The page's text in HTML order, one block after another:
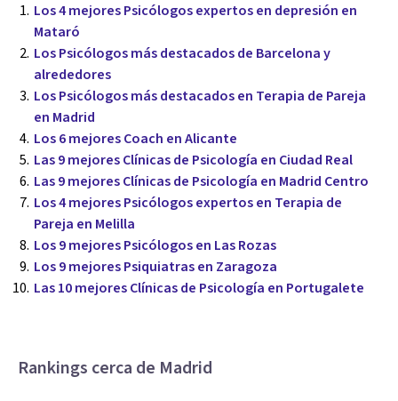
Los 4 mejores Psicólogos expertos en depresión en
Mataró
Los Psicólogos más destacados de Barcelona y
alrededores
Los Psicólogos más destacados en Terapia de Pareja
en Madrid
Los 6 mejores Coach en Alicante
Las 9 mejores Clínicas de Psicología en Ciudad Real
Las 9 mejores Clínicas de Psicología en Madrid Centro
Los 4 mejores Psicólogos expertos en Terapia de
Pareja en Melilla
Los 9 mejores Psicólogos en Las Rozas
Los 9 mejores Psiquiatras en Zaragoza
Las 10 mejores Clínicas de Psicología en Portugalete
Rankings cerca de Madrid